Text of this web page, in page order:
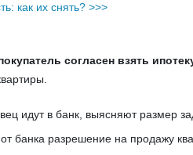
как их снять? >>>
согласен взять
идут в банк, выясняют размер
банка разрешение на продажу